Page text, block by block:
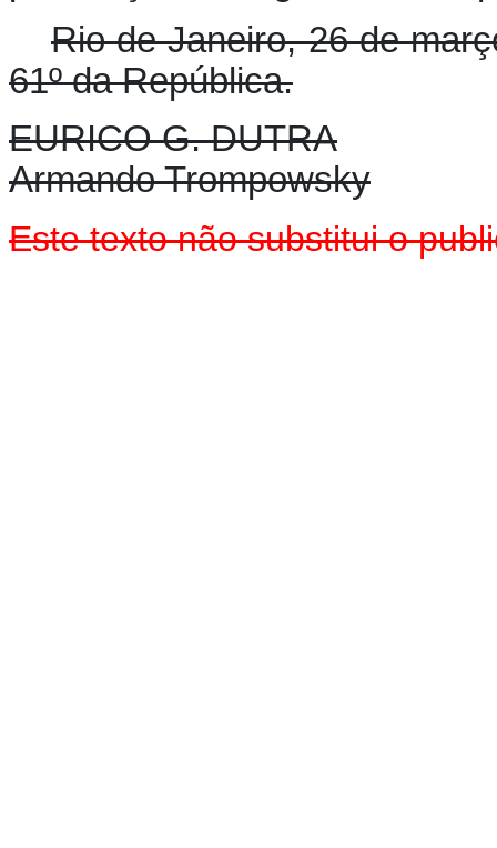
Rio de Janeiro, 26 de
61º da República.
EURICO G. DUTRA
Armando Trompowsky
Este textonãosubstitui o